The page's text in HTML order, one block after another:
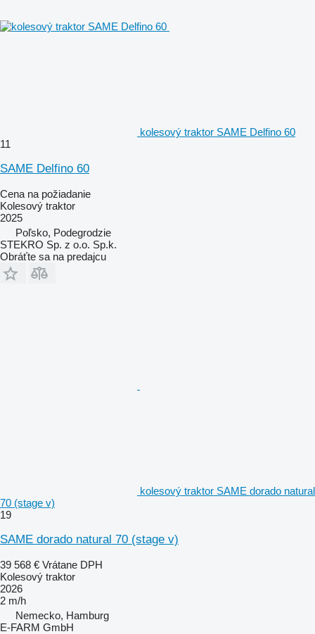
kolesový traktor SAME Delfino 60
11
SAME Delfino 60
Cena na požiadanie
Kolesový traktor
2025
Poľsko, Podegrodzie
STEKRO Sp. z o.o. Sp.k.
Obráťte sa na predajcu
kolesový traktor SAME dorado natural
70 (stage v)
19
SAME dorado natural 70 (stage v)
39 568 € Vrátane DPH
Kolesový traktor
2026
2 m/h
Nemecko, Hamburg
E-FARM GmbH